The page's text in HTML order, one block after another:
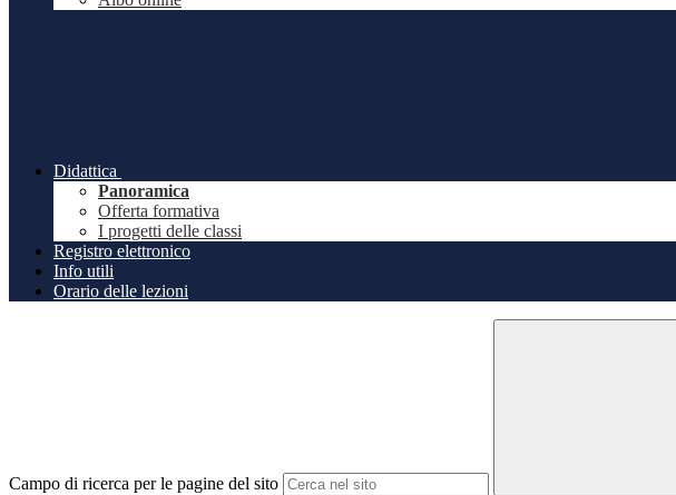
Didattica
Panoramica
Offerta formativa
I progetti delle classi
Registro elettronico
Info utili
Orario delle lezioni
Campo di ricerca per le pagine del sito